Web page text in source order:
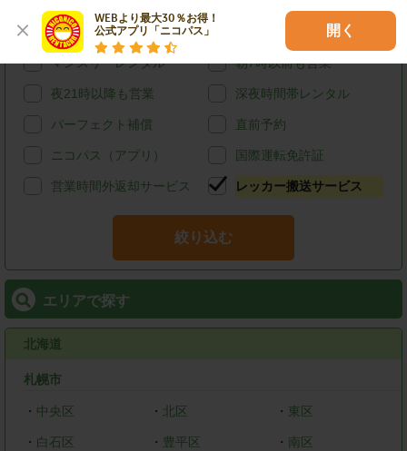
WEBより最大30％お得！
公式アプリ「ニコパス」
開く
宅配レンタカー ウィークリーレンタル
マンスリーレンタル 朝7時以前も営業
夜21時以降も営業 深夜時間帯レンタル
パーフェクト補償 直前予約
ニコパス（アプリ） 国際運転免許証
営業時間外返却サービス レッカー搬送サービス
絞り込む
エリアで探す
北海道
札幌市
・ 中央区 ・ 北区 ・ 東区
・ 白石区 ・ 豊平区 ・ 南区